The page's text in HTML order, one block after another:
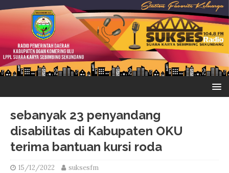
sebanyak 23 penyandang
disabilitas di Kabupaten OKU
terima bantuan kursi roda
15/12/2022 suksesfm